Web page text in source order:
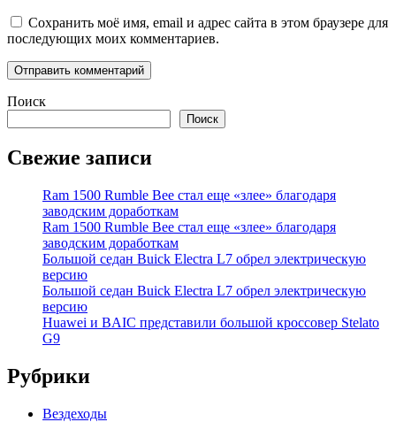
Сохранить моё имя, email и адрес сайта в этом браузере для
последующих моих комментариев.
Поиск
Поиск
Свежие записи
Ram 1500 Rumble Bee стал еще «злее» благодаря
заводским доработкам
Ram 1500 Rumble Bee стал еще «злее» благодаря
заводским доработкам
Большой седан Buick Electra L7 обрел электрическую
версию
Большой седан Buick Electra L7 обрел электрическую
версию
Huawei и BAIC представили большой кроссовер Stelato
G9
Рубрики
Вездеходы